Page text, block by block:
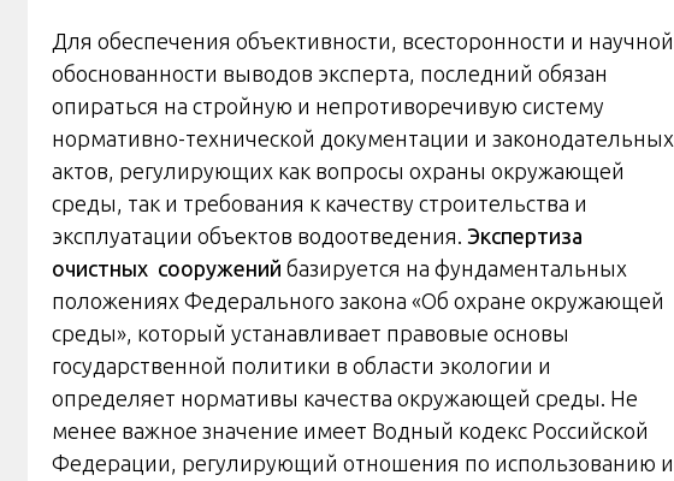
Для обеспечения объективности, всесторонности и научной
обоснованности выводов эксперта, последний обязан
опираться на стройную и непротиворечивую систему
нормативно-технической документации и законодательных
актов, регулирующих как вопросы охраны окружающей
среды, так и требования к качеству строительства и
эксплуатации объектов водоотведения. Экспертиза
очистных сооружений базируется на фундаментальных
положениях Федерального закона «Об охране окружающей
среды», который устанавливает правовые основы
государственной политики в области экологии и
определяет нормативы качества окружающей среды. Не
менее важное значение имеет Водный кодекс Российской
Федерации, регулирующий отношения по использованию и